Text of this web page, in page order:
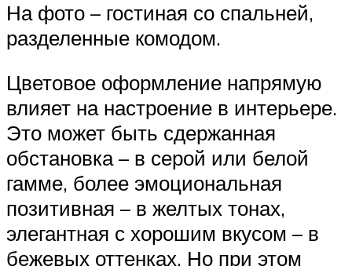
На фото – гостиная со спальней,
разделенные комодом.
Цветовое оформление напрямую
влияет на настроение в интерьере.
Это может быть сдержанная
обстановка – в серой или белой
гамме, более эмоциональная
позитивная – в желтых тонах,
элегантная с хорошим вкусом – в
бежевых оттенках. Но при этом